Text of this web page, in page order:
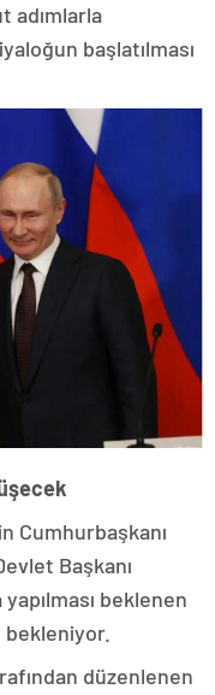
adımlarla
başlatılması
Cumhurbaşkanı
Başkanı
beklenen
düzenlenen